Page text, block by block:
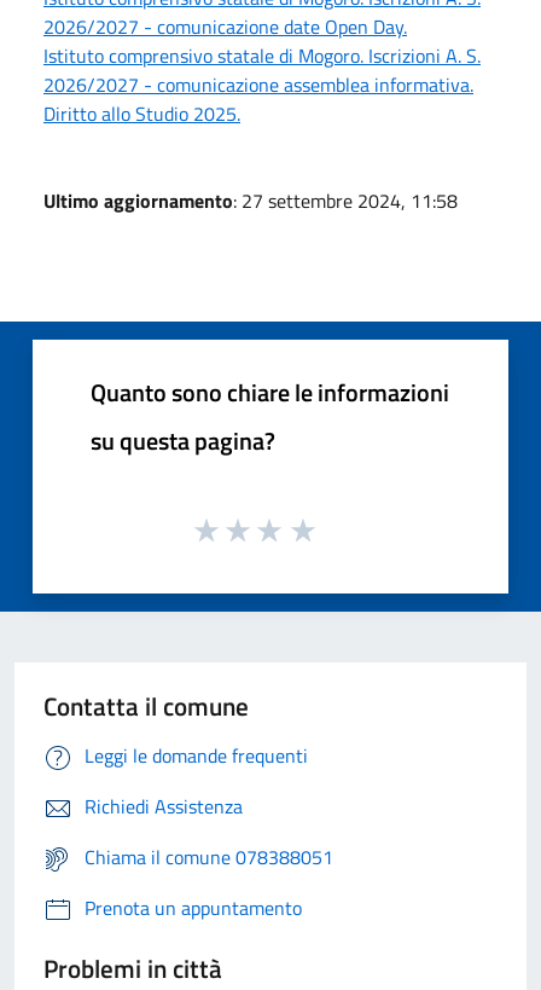
2026/2027 - comunicazione date Open Day.
Istituto comprensivo statale di Mogoro. Iscrizioni A. S.
2026/2027 - comunicazione assemblea informativa.
Diritto allo Studio 2025.
Ultimo aggiornamento: 27 settembre 2024, 11:58
Quanto sono chiare le informazioni
su questa pagina?
Contatta il comune
Leggi le domande frequenti
Richiedi Assistenza
Chiama il comune 078388051
Prenota un appuntamento
Problemi in città